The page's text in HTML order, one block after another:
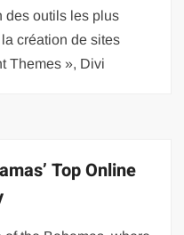
des outils les plus
création de sites
Themes », Divi
Top Online